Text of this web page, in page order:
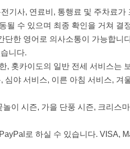
기사, 연료비, 통행료 및 주차료가
될 수 있으며 최종 확인을 거쳐 결
단한 영어로 의사소통이 가능합니
니다.
, 홋카이도의 일반 전세 서비스는
심야 서비스, 이른 아침 서비스, 겨
놀이 시즌, 가을 단풍 시즌, 크리스
로 하실 수 있습니다. VISA,